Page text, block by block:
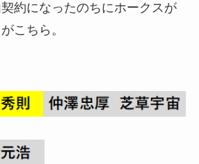
約になったのちにホークスが
がこちら。